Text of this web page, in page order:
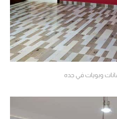
وبويات في جده